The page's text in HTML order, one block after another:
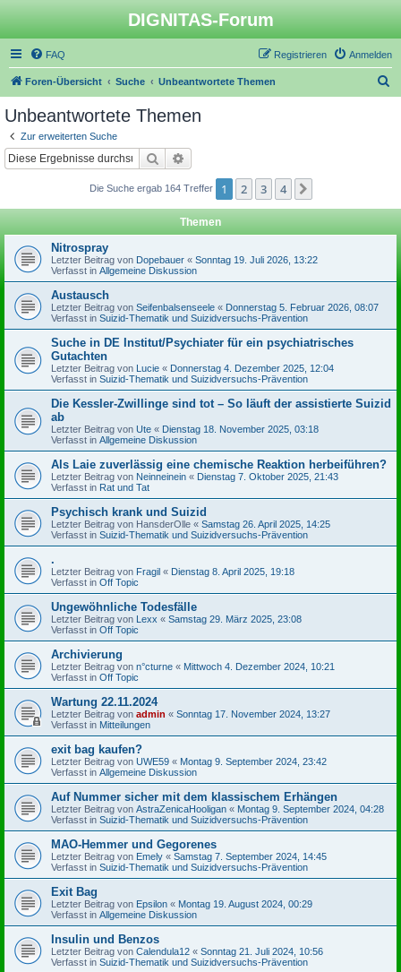
DIGNITAS-Forum
FAQ Anmelden
Registrieren
Foren-Übersicht Suche Unbeantwortete Themen
Unbeantwortete Themen
Zur erweiterten Suche
Suche
Die Suche ergab 164 Treffer 1 2 3 4
Themen
Nitrospray
Letzter Beitrag von Dopebauer « Sonntag 19. Juli 2026, 13:22
Verfasst in Allgemeine Diskussion
Austausch
Letzter Beitrag von Seifenbalsenseele « Donnerstag 5. Februar 2026, 08:07
Verfasst in Suizid-Thematik und Suizidversuchs-Prävention
Suche in DE Institut/Psychiater für ein psychiatrisches
Gutachten
Letzter Beitrag von Lucie « Donnerstag 4. Dezember 2025, 12:04
Verfasst in Suizid-Thematik und Suizidversuchs-Prävention
Die Kessler-Zwillinge sind tot – So läuft der assistierte Suizid
ab
Letzter Beitrag von Ute « Dienstag 18. November 2025, 03:18
Verfasst in Allgemeine Diskussion
Als Laie zuverlässig eine chemische Reaktion herbeiführen?
Letzter Beitrag von Neinneinein « Dienstag 7. Oktober 2025, 21:43
Verfasst in Rat und Tat
Psychisch krank und Suizid
Letzter Beitrag von HansderOlle « Samstag 26. April 2025, 14:25
Verfasst in Suizid-Thematik und Suizidversuchs-Prävention
.
Letzter Beitrag von Fragil « Dienstag 8. April 2025, 19:18
Verfasst in Off Topic
Ungewöhnliche Todesfälle
Letzter Beitrag von Lexx « Samstag 29. März 2025, 23:08
Verfasst in Off Topic
Archivierung
Letzter Beitrag von n°cturne « Mittwoch 4. Dezember 2024, 10:21
Verfasst in Off Topic
Wartung 22.11.2024
Letzter Beitrag von admin « Sonntag 17. November 2024, 13:27
Verfasst in Mitteilungen
exit bag kaufen?
Letzter Beitrag von UWE59 « Montag 9. September 2024, 23:42
Verfasst in Allgemeine Diskussion
Auf Nummer sicher mit dem klassischem Erhängen
Letzter Beitrag von AstraZenicaHooligan « Montag 9. September 2024, 04:28
Verfasst in Suizid-Thematik und Suizidversuchs-Prävention
MAO-Hemmer und Gegorenes
Letzter Beitrag von Emely « Samstag 7. September 2024, 14:45
Verfasst in Suizid-Thematik und Suizidversuchs-Prävention
Exit Bag
Letzter Beitrag von Epsilon « Montag 19. August 2024, 00:29
Verfasst in Allgemeine Diskussion
Insulin und Benzos
Letzter Beitrag von Calendula12 « Sonntag 21. Juli 2024, 10:56
Verfasst in Suizid-Thematik und Suizidversuchs-Prävention